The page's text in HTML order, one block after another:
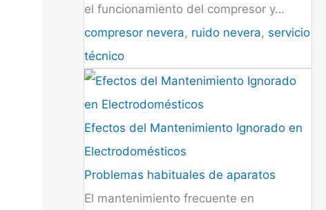
el funcionamiento del compresor y…
compresor nevera, ruido nevera, servicio
técnico
Efectos del Mantenimiento Ignorado en
Electrodomésticos
Problemas habituales de aparatos
El mantenimiento frecuente en